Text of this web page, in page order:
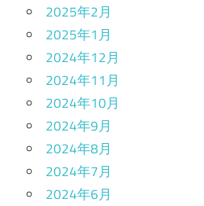
2025年2月
2025年1月
2024年12月
2024年11月
2024年10月
2024年9月
2024年8月
2024年7月
2024年6月